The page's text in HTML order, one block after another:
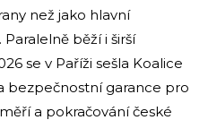
než jako hlavní
běží i širší
se v Paříži sešla Koalice
bezpečnostní garance pro
a pokračování české